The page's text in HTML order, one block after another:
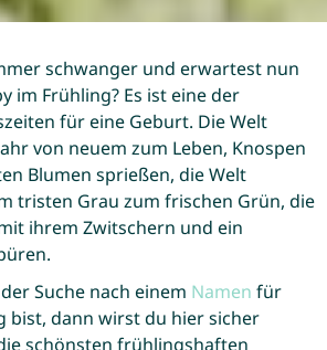
schwanger und erwartest nun
im Frühling? Es ist eine der
für eine Geburt. Die Welt
von neuem zum Leben, Knospen
Blumen sprießen, die Welt
tristen Grau zum frischen Grün, die
ihrem Zwitschern und ein
Suche nach einem Namen für
bist, dann wirst du hier sicher
schönsten frühlingshaften